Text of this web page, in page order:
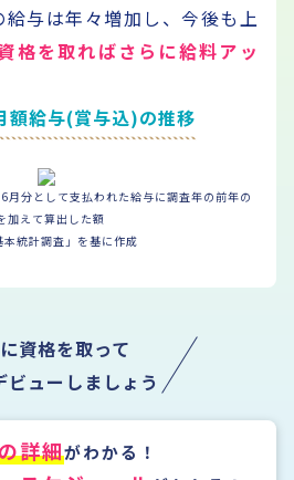
給与は年々増加し、今後も上
格を取ればさらに給料アッ
額給与(賞与込)の推移
月分として支払われた給与に調査年の前年の
えて算出した額
統計調査」を基に作成
資格を取って
ビューしましょう
詳細がわかる！